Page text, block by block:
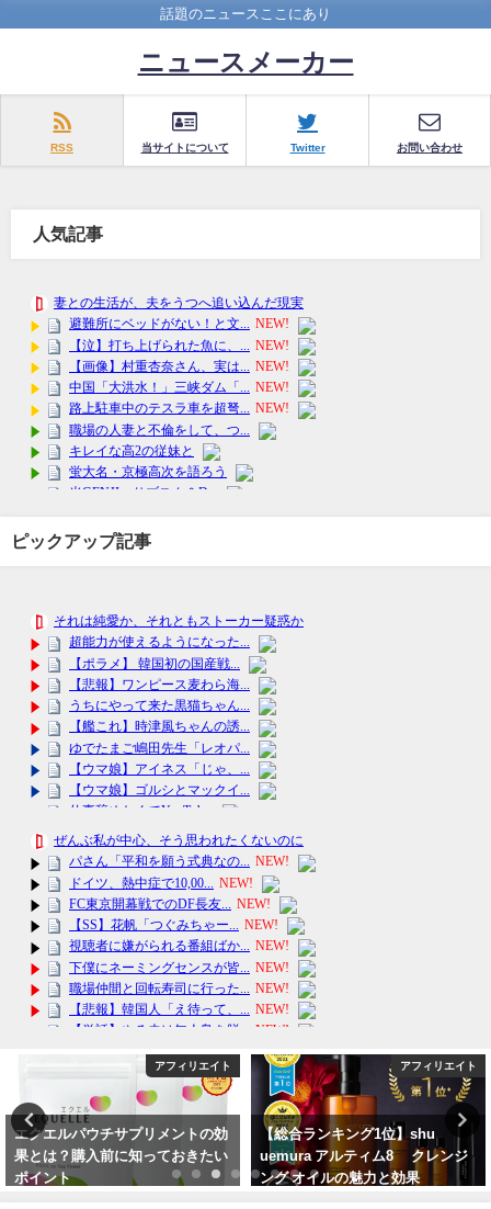
話題のニュースここにあり
ニュースメーカー
RSS 当サイトについて Twitter お問い合わせ
人気記事
ピックアップ記事
アフィリエイト
【総合ランキング1位】shu
uemura アルティム8∞ クレンジ
ング オイルの魅力と効果
アフィリエイト
【小型 電動マッサージ器】女性の
カバンに携帯 ローター式 無印 防
水 大人のおもちゃじゃないです
よｗ